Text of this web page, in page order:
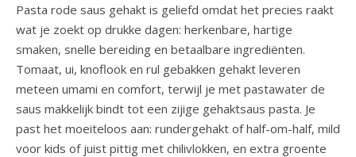
Pasta rode saus gehakt is geliefd omdat het precies raakt
wat je zoekt op drukke dagen: herkenbare, hartige
smaken, snelle bereiding en betaalbare ingrediënten.
Tomaat, ui, knoflook en rul gebakken gehakt leveren
meteen umami en comfort, terwijl je met pastawater de
saus makkelijk bindt tot een zijige gehaktsaus pasta. Je
past het moeiteloos aan: rundergehakt of half-om-half, mild
voor kids of juist pittig met chilivlokken, en extra groente